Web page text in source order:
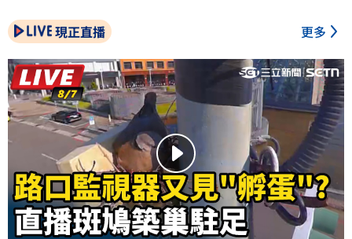
現正直播 更多